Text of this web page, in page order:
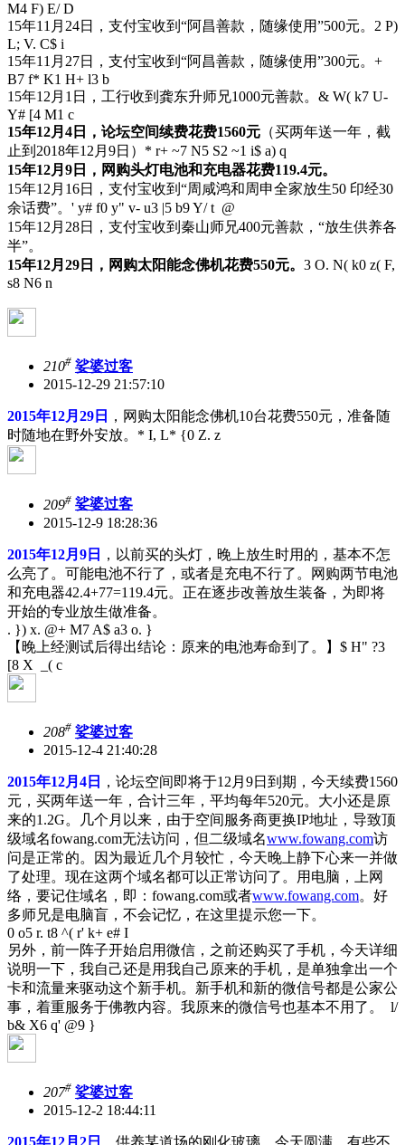
M4 F) E/ D
15年11月24日，支付宝收到“阿昌善款，随缘使用”500元。 2 P)
L; V. C$ i
15年11月27日，支付宝收到“阿昌善款，随缘使用”300元。 +
B7 f* K1 H+ l3 b
15年12月1日，工行收到龚东升师兄1000元善款。 & W( k7 U-
Y# [4 M1 c
15年12月4日，论坛空间续费花费1560元 （买两年送一年，截
止到2018年12月9日） * r+ ~7 N5 S2 ~1 i$ a) q
15年12月9日，网购头灯电池和充电器花费119.4元。
15年12月16日，支付宝收到“周咸鸿和周申全家放生50 印经30
余话费”。 ' y# f0 y" v- u3 |5 b9 Y/ t @
15年12月28日，支付宝收到秦山师兄400元善款，“放生供养各
半”。
15年12月29日，网购太阳能念佛机花费550元。 3 O. N( k0 z( F,
s8 N6 n
210# 娑婆过客
2015-12-29 21:57:10
2015年12月29日
，网购太阳能念佛机10台花费550元，准备随
时随地在野外安放。 * I, L* {0 Z. z
209# 娑婆过客
2015-12-9 18:28:36
2015年12月9日
，以前买的头灯，晚上放生时用的，基本不怎
么亮了。可能电池不行了，或者是充电不行了。网购两节电池
和充电器42.4+77=119.4元。正在逐步改善放生装备，为即将
开始的专业放生做准备。
. }) x. @+ M7 A$ a3 o. }
【晚上经测试后得出结论：原来的电池寿命到了。】 $ H" ?3
[8 X _( c
208# 娑婆过客
2015-12-4 21:40:28
2015年12月4日
，论坛空间即将于12月9日到期，今天续费1560
元，买两年送一年，合计三年，平均每年520元。大小还是原
来的1.2G。几个月以来，由于空间服务商更换IP地址，导致顶
级域名fowang.com无法访问，但二级域名www.fowang.com访
问是正常的。因为最近几个月较忙，今天晚上静下心来一并做
了处理。现在这两个域名都可以正常访问了。用电脑，上网
络，要记住域名，即：fowang.com或者www.fowang.com。好
多师兄是电脑盲，不会记忆，在这里提示您一下。
0 o5 r. t8 ^( r' k+ e# I
另外，前一阵子开始启用微信，之前还购买了手机，今天详细
说明一下，我自己还是用我自己原来的手机，是单独拿出一个
卡和流量来驱动这个新手机。新手机和新的微信号都是公家公
事，着重服务于佛教内容。我原来的微信号也基本不用了。
l/
b& X6 q' @9 }
207# 娑婆过客
2015-12-2 18:44:11